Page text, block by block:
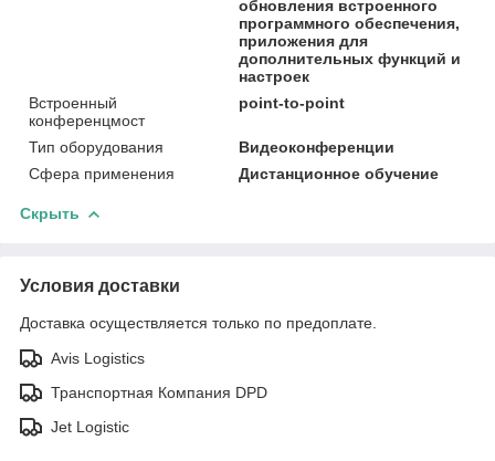
обновления встроенного
программного обеспечения,
приложения для
дополнительных функций и
настроек
Встроенный
конференцмост
point-to-point
Тип оборудования
Видеоконференции
Сфера применения
Дистанционное обучение
Скрыть
Условия доставки
Доставка осуществляется только по предоплате.
Avis Logistics
Транспортная Компания DPD
Jet Logistic